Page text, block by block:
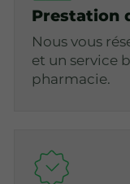
Prestation
Nous vous
et un service
pharmacie.